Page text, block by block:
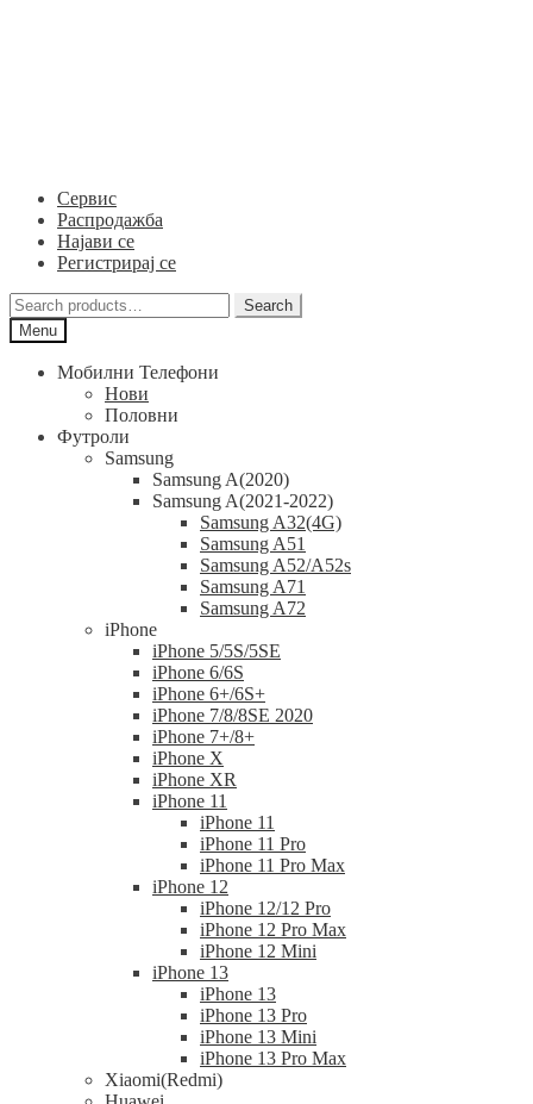
Сервис
Распродажба
Најави се
Регистрирај се
Search
for:
Search
Menu
Мобилни Телефони
Нови
Половни
Футроли
Samsung
Samsung A(2020)
Samsung A(2021-2022)
Samsung A32(4G)
Samsung A51
Samsung A52/A52s
Samsung A71
Samsung A72
iPhone
iPhone 5/5S/5SE
iPhone 6/6S
iPhone 6+/6S+
iPhone 7/8/8SE 2020
iPhone 7+/8+
iPhone X
iPhone XR
iPhone 11
iPhone 11
iPhone 11 Pro
iPhone 11 Pro Max
iPhone 12
iPhone 12/12 Pro
iPhone 12 Pro Max
iPhone 12 Mini
iPhone 13
iPhone 13
iPhone 13 Pro
iPhone 13 Mini
iPhone 13 Pro Max
Xiaomi(Redmi)